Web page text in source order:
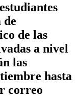
de
de las
a nivel
las
hasta
correo